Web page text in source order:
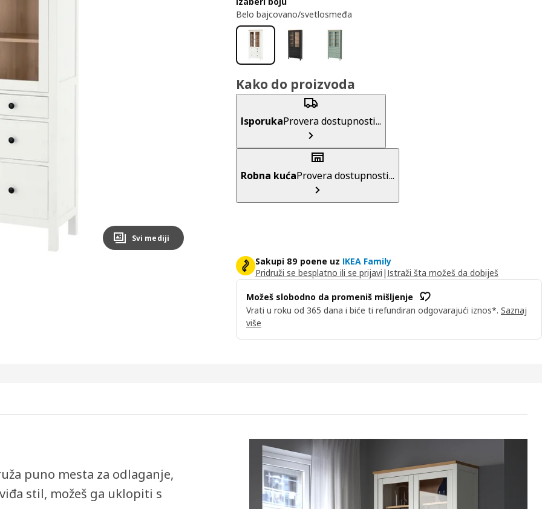
Svi mediji
Belo bajcovano/svetlosmeđa
Kako do proizvoda
IsporukaProvera dostupnosti...
Robna kućaProvera dostupnosti...
Sakupi 89 poene uz IKEA Family
Pridruži se besplatno ili se prijavi | Istraži šta možeš da dobiješ
Možeš slobodno da promeniš mišljenje
Vrati u roku od 365 dana i biće ti refundiran odgovarajući iznos*. Saznaj
više
puno mesta za odlaganje,
stil, možeš ga uklopiti s